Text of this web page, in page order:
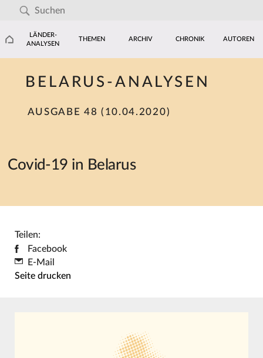
LÄNDER-
ANALYSEN
THEMEN ARCHIV CHRONIK AUTOREN
BELARUS-ANALYSEN
AUSGABE 48 (10.04.2020)
Covid-19 in Belarus
Teilen:
Facebook
E-Mail
Seite drucken